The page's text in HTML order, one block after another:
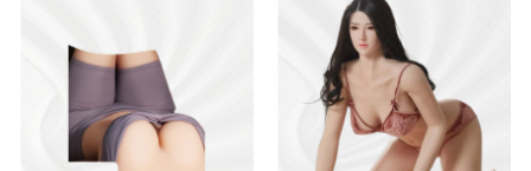
Búp Bê Tình Dục 162cm Giống Thật 100% - Cao Cấp Nhật Bản